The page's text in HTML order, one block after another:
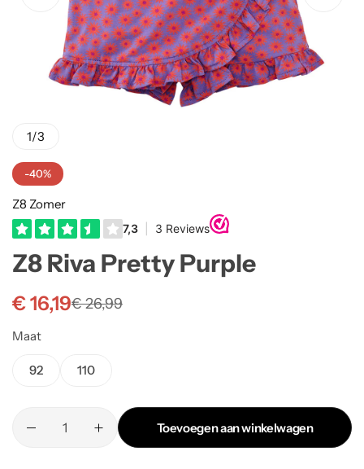
1/3
-40%
Z8 Zomer
Z8 Riva Pretty Purple
€26,99
€16,19
Maat
92 110
Toevoegen aan winkelwagen
Vesten
T-shirts meisjes
Vesten meisjes
Rellix Zomer
Quapi zomer